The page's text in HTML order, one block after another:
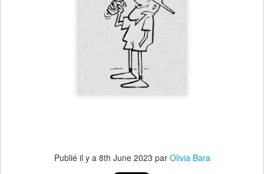
Publié il y a 8th June 2023 par Olivia Bara